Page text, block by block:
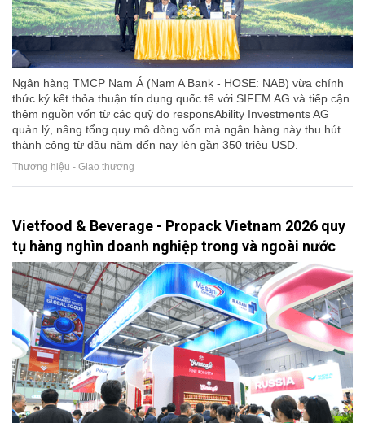
Ngân hàng TMCP Nam Á (Nam A Bank - HOSE: NAB) vừa chính
thức ký kết thỏa thuận tín dụng quốc tế với SIFEM AG và tiếp cận
thêm nguồn vốn từ các quỹ do responsAbility Investments AG
quản lý, nâng tổng quy mô dòng vốn mà ngân hàng này thu hút
thành công từ đầu năm đến nay lên gần 350 triệu USD.
Thương hiệu - Giao thương
Vietfood & Beverage - Propack Vietnam 2026 quy
tụ hàng nghìn doanh nghiệp trong và ngoài nước